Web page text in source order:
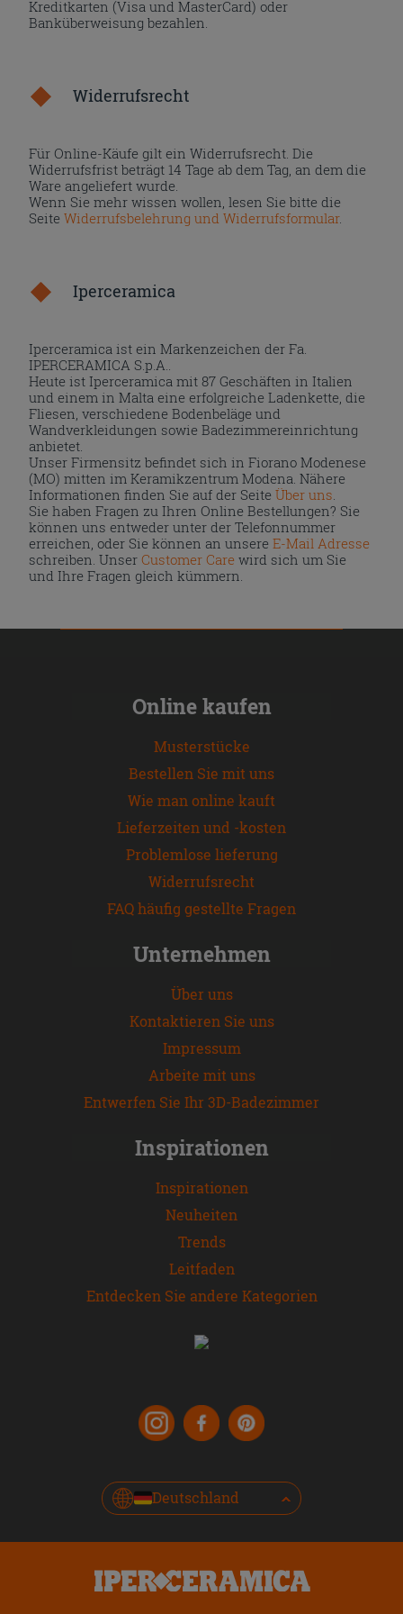
Kreditkarten (Visa und MasterCard) oder
Banküberweisung bezahlen.
Widerrufsrecht
Für Online-Käufe gilt ein Widerrufsrecht. Die
Widerrufsfrist beträgt 14 Tage ab dem Tag, an dem die
Ware angeliefert wurde.
Wenn Sie mehr wissen wollen, lesen Sie bitte die
SeiteWiderrufsbelehrung und Widerrufsformular.
Iperceramica
Iperceramica ist ein Markenzeichen der Fa.
IPERCERAMICA S.p.A..
Heute ist Iperceramica mit 87 Geschäften in Italien
und einem in Malta eine erfolgreiche Ladenkette, die
Fliesen, verschiedene Bodenbeläge und
Wandverkleidungen sowie Badezimmereinrichtung
anbietet.
Unser Firmensitz befindet sich in Fiorano Modenese
(MO) mitten im Keramikzentrum Modena. Nähere
Informationen finden Sie auf der Seite Über uns
Sie haben Fragen zu Ihren Online Bestellungen? Sie
können uns entweder unter der Telefonnummer
erreichen, oder Sie können an unsereE-Mail Adresse
schreiben. UnserCustomer Care wird sich um Sie
und Ihre Fragen gleich kümmern.
Online kaufen
Musterstücke
Bestellen Sie mit uns
Wie man online kauft
Lieferzeiten und -kosten
Problemlose lieferung
Widerrufsrecht
FAQ häufig gestellte Fragen
Unternehmen
Über uns
Kontaktieren Sie uns
Impressum
Arbeite mit uns
Entwerfen Sie Ihr 3D-Badezimmer
Inspirationen
Inspirationen
Neuheiten
Trends
Leitfaden
Entdecken Sie andere Kategorien
Deutschland